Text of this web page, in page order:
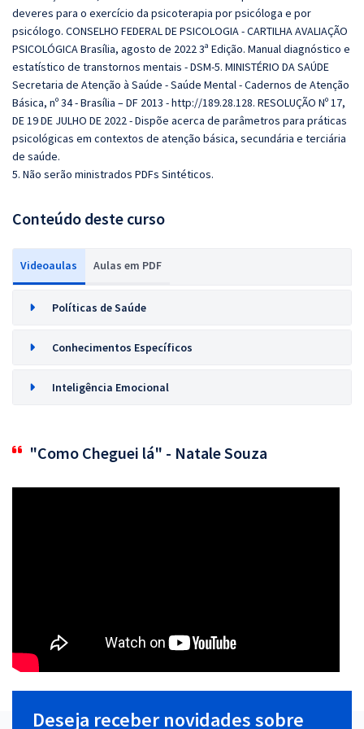
deveres para o exercício da psicoterapia por psicóloga e por
psicólogo. CONSELHO FEDERAL DE PSICOLOGIA - CARTILHA AVALIAÇÃO
PSICOLÓGICA Brasília, agosto de 2022 3ª Edição. Manual diagnóstico e
estatístico de transtornos mentais - DSM-5. MINISTÉRIO DA SAÚDE
Secretaria de Atenção à Saúde - Saúde Mental - Cadernos de Atenção
Básica, nº 34 - Brasília – DF 2013 - http://189.28.128. RESOLUÇÃO Nº 17,
DE 19 DE JULHO DE 2022 - Dispõe acerca de parâmetros para práticas
psicológicas em contextos de atenção básica, secundária e terciária
de saúde.
5. Não serão ministrados PDFs Sintéticos.
Conteúdo deste curso
Videoaulas Aulas em PDF
Políticas de Saúde
Conhecimentos Específicos
Inteligência Emocional
"Como Cheguei lá" - Natale Souza
Deseja receber novidades sobre